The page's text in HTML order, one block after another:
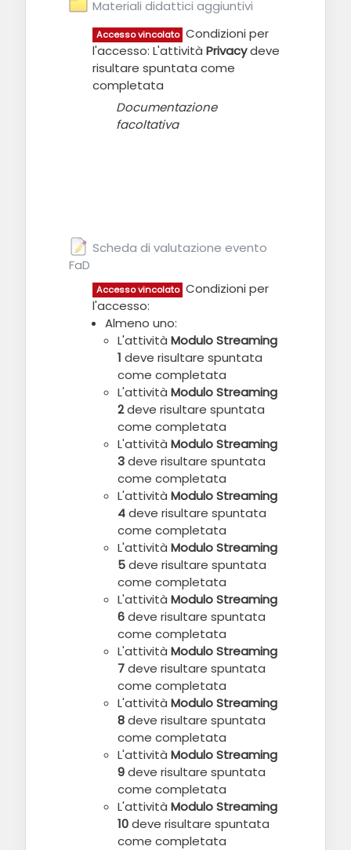
Materiali didattici aggiuntivi
Accesso vincolato Condizioni per
l'accesso: L'attività Privacydeve
risultare spuntata come
completata
Documentazione
facoltativa
Scheda di valutazione evento
FaD
Accesso vincolato Condizioni per
l'accesso:
Almeno uno:
L'attività Modulo Streaming
1 deve risultare spuntata
come completata
L'attività Modulo Streaming
2deve risultare spuntata
come completata
L'attività Modulo Streaming
3deve risultare spuntata
come completata
L'attività Modulo Streaming
4deve risultare spuntata
come completata
L'attività Modulo Streaming
5deve risultare spuntata
come completata
L'attività Modulo Streaming
6deve risultare spuntata
come completata
L'attività Modulo Streaming
7deve risultare spuntata
come completata
L'attività Modulo Streaming
8deve risultare spuntata
come completata
L'attività Modulo Streaming
9deve risultare spuntata
come completata
L'attività Modulo Streaming
10deve risultare spuntata
come completata